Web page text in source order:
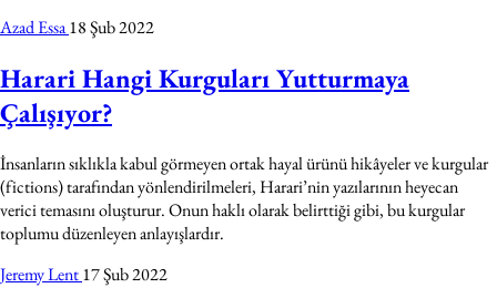
Azad Essa18 Şub 2022
Harari Hangi Kurguları Yutturmaya
Çalışıyor?
İnsanların sıklıkla kabul görmeyen ortak hayal ürünü hikâyeler ve kurgular
(fictions) tarafından yönlendirilmeleri, Harari’nin yazılarının heyecan
verici temasını oluşturur. Onun haklı olarak belirttiği gibi, bu kurgular
toplumu düzenleyen anlayışlardır.
Jeremy Lent17 Şub 2022